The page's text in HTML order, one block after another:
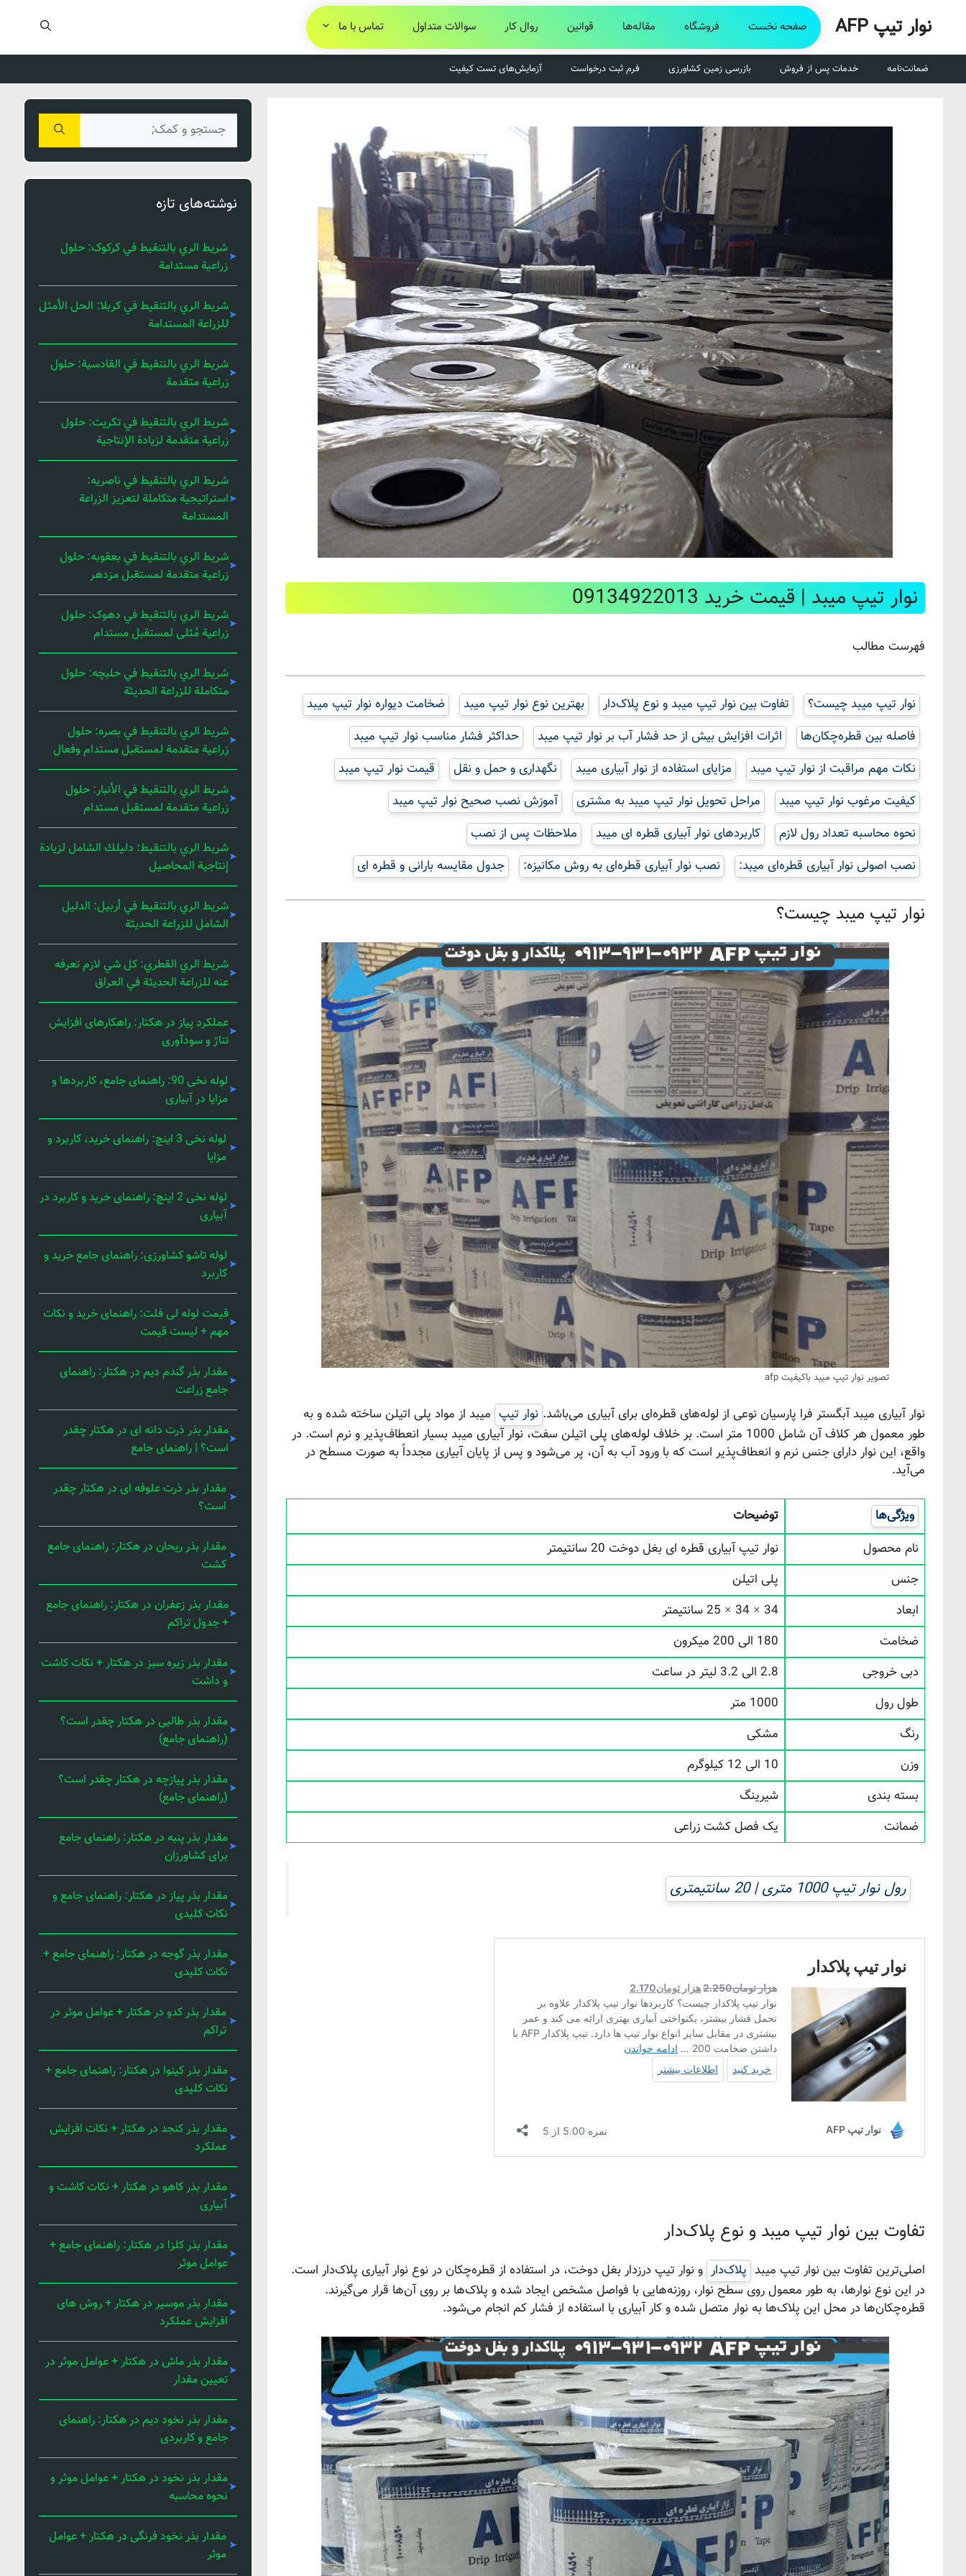
نوار تیپ AFP صفحه نخست فروشگاه مقاله‌ها قوانین روال کار سوالات متداول تماس با ما
ضمانت‌نامه خدمات پس از فروش بازرسی زمین کشاورزی فرم ثبت درخواست آزمایش‌های تست کیفیت
نوار تیپ میبد | قیمت خرید 09134922013
فهرست مطالب
نوار تیپ میبد چیست؟ تفاوت بین نوار تیپ میبد و نوع پلاک‌دار بهترین نوع نوار تیپ میبد
ضخامت دیواره نوار تیپ میبد
فاصله بین قطره‌چکان‌ها
اثرات افزایش بیش از حد فشار آب بر نوار تیپ میبد
حداکثر فشار مناسب نوار تیپ میبد
نکات مهم مراقبت از نوار تیپ میبد
مزایای استفاده از نوار آبیاری میبد نگهداری و حمل و نقل
قیمت نوار تیپ میبد
کیفیت مرغوب نوار تیپ میبد
مراحل تحویل نوار تیپ میبد به مشتری
آموزش نصب صحیح نوار تیپ میبد
نحوه محاسبه تعداد رول لازم
کاربردهای نوار آبیاری قطره ای میبد
ملاحظات پس از نصب
نصب اصولی نوار آبیاری قطره‌ای میبد:
نصب نوار آبیاری قطره‌ای به روش مکانیزه: جدول مقایسه بارانی و قطره ای
نوار تیپ میبد چیست؟
تصویر نوار تیپ میبد باکیفیت afp
نوار آبیاری میبد آبگستر فرا پارسیان نوعی از لوله‌های قطره‌ای برای آبیاری می‌باشد. نوار تیپ میبد از مواد پلی اتیلن ساخته شده و به
طور معمول هر کلاف آن شامل 1000 متر است. بر خلاف لوله‌های پلی اتیلن سفت، نوار آبیاری میبد بسیار انعطاف‌پذیر و نرم است. در
واقع، این نوار دارای جنس نرم و انعطاف‌پذیر است که با ورود آب به آن، پر می‌شود و پس از پایان آبیاری مجدداً به صورت مسطح در
می‌آید.
ویژگی‌ها
توضیحات
نام محصول
نوار تیپ آبیاری قطره ای بغل دوخت 20 سانتیمتر
جنس
پلی اتیلن
ابعاد
34 × 34 × 25 سانتیمتر
ضخامت
180 الی 200 میکرون
دبی خروجی
2.8 الی 3.2 لیتر در ساعت
طول رول
1000 متر
رنگ
مشکی
وزن
10 الی 12 کیلوگرم
بسته بندی
شیرینگ
ضمانت
یک فصل کشت زراعی
رول نوار تیپ 1000 متری | 20 سانتیمتری
تفاوت بین نوار تیپ میبد و نوع پلاک‌دار
اصلی‌ترین تفاوت بین نوار تیپ میبد پلاک‌دار و نوار تیپ درزدار بغل دوخت، در استفاده از قطره‌چکان در نوع نوار آبیاری پلاک‌دار است.
در این نوع نوارها، به طور معمول روی سطح نوار، روزنه‌هایی با فواصل مشخص ایجاد شده و پلاک‌ها بر روی آن‌ها قرار می‌گیرند.
قطره‌چکان‌ها در محل این پلاک‌ها به نوار متصل شده و کار آبیاری با استفاده از فشار کم انجام می‌شود.
برای:
نوشته‌های تازه
شريط الري بالتنقيط في کرکوک: حلول
زراعية مستدامة
شريط الري بالتنقيط في كربلا: الحل الأمثل
للزراعة المستدامة
شريط الري بالتنقيط في القادسية: حلول
زراعية متقدمة
شريط الري بالتنقيط في تكريت: حلول
زراعية متقدمة لزيادة الإنتاجية
شريط الري بالتنقيط في ناصریه:
استراتيجية متكاملة لتعزيز الزراعة
المستدامة
شريط الري بالتنقيط في بعقوبه: حلول
زراعية متقدمة لمستقبل مزدهر
شريط الري بالتنقيط في دهوک: حلول
زراعية مُثلى لمستقبل مستدام
شريط الري بالتنقيط في حلبچه: حلول
متكاملة للزراعة الحديثة
شريط الري بالتنقيط في بصره: حلول
زراعية متقدمة لمستقبل مستدام وفعال
شريط الري بالتنقيط في الأنبار: حلول
زراعية متقدمة لمستقبل مستدام
شريط الري بالتنقيط: دليلك الشامل لزيادة
إنتاجية المحاصيل
شريط الري بالتنقيط في أربيل: الدليل
الشامل للزراعة الحديثة
شريط الري القطري: كل شي لازم تعرفه
عنه للزراعة الحديثة في العراق
عملکرد پیاز در هکتار: راهکارهای افزایش
تناژ و سودآوری
لوله نخی 90: راهنمای جامع، کاربردها و
مزایا در آبیاری
لوله نخی 3 اینچ: راهنمای خرید، کاربرد و
مزایا
لوله نخی 2 اینچ: راهنمای خرید و کاربرد در
آبیاری
لوله تاشو کشاورزی: راهنمای جامع خرید و
کاربرد
قیمت لوله لی فلت: راهنمای خرید و نکات
مهم + لیست قیمت
مقدار بذر گندم دیم در هکتار: راهنمای
جامع زراعت
مقدار بذر ذرت دانه ای در هکتار چقدر
است؟ | راهنمای جامع
مقدار بذر ذرت علوفه ای در هکتار چقدر
است؟
مقدار بذر ریحان در هکتار: راهنمای جامع
کشت
مقدار بذر زعفران در هکتار: راهنمای جامع
+ جدول تراکم
مقدار بذر زیره سبز در هکتار + نکات کاشت
و داشت
مقدار بذر طالبی در هکتار چقدر است؟
(راهنمای جامع)
مقدار بذر پیازچه در هکتار چقدر است؟
(راهنمای جامع)
مقدار بذر پنبه در هکتار: راهنمای جامع
برای کشاورزان
مقدار بذر پیاز در هکتار: راهنمای جامع و
نکات کلیدی
مقدار بذر گوجه در هکتار: راهنمای جامع +
نکات کلیدی
مقدار بذر کدو در هکتار + عوامل موثر در
تراکم
مقدار بذر کینوا در هکتار: راهنمای جامع +
نکات کلیدی
مقدار بذر کنجد در هکتار + نکات افزایش
عملکرد
مقدار بذر کاهو در هکتار + نکات کاشت و
آبیاری
مقدار بذر کلزا در هکتار: راهنمای جامع +
عوامل موثر
مقدار بذر موسیر در هکتار + روش های
افزایش عملکرد
مقدار بذر ماش در هکتار + عوامل موثر در
تعیین مقدار
مقدار بذر نخود دیم در هکتار: راهنمای
جامع و کاربردی
مقدار بذر نخود در هکتار + عوامل موثر و
نحوه محاسبه
مقدار بذر نخود فرنگی در هکتار + عوامل
موثر